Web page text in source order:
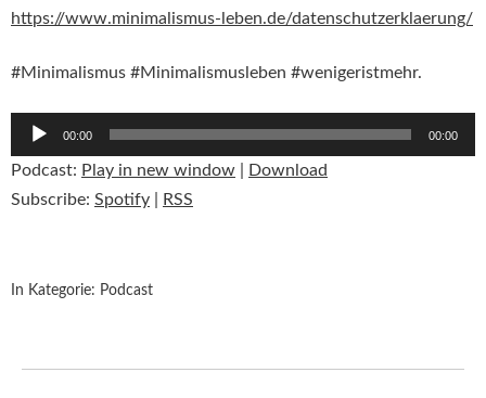
https://www.minimalismus-leben.de/datenschutzerklaerung/
#Minimalismus #Minimalismusleben #wenigeristmehr.
Audio-
Player
00:00 00:00
Podcast: Play in new window
Download
Subscribe: Spotify RSS
In Kategorie: Podcast